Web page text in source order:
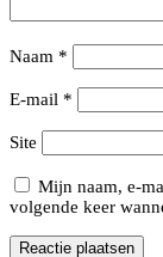
Naam *
E-mail *
Site
Mijn naam, e-
volgende keer